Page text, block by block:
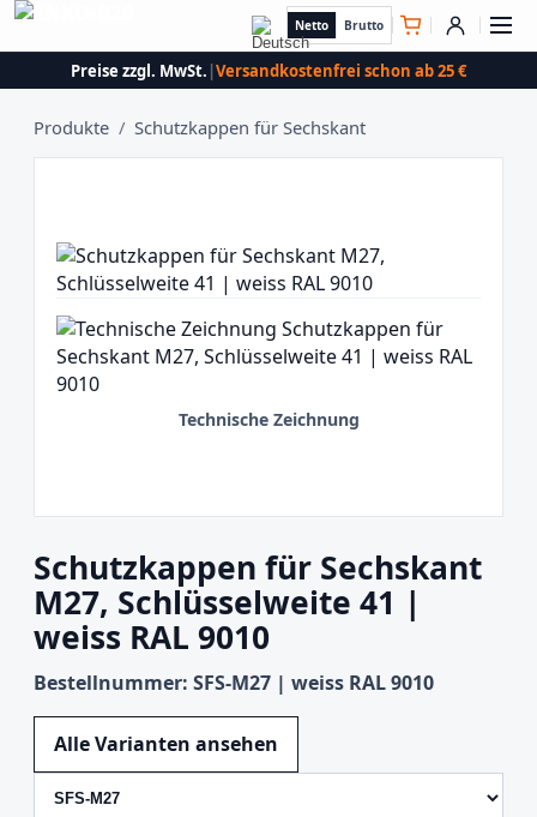
Netto Brutto
Preise zzgl. MwSt. |Versandkostenfrei schon ab 25 €
Produkte / Schutzkappen für Sechskant
Technische Zeichnung
Schutzkappen für Sechskant
M27, Schlüsselweite 41 |
weiss RAL 9010
Bestellnummer: SFS-M27 | weiss RAL 9010
Alle Varianten ansehen